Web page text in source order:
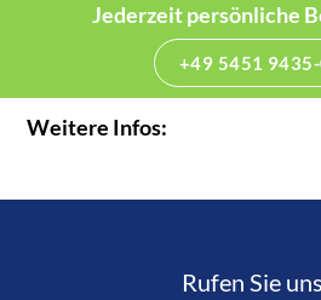
Jederzeit persönliche
+49 5451
Weitere Infos:
Rufen Sie